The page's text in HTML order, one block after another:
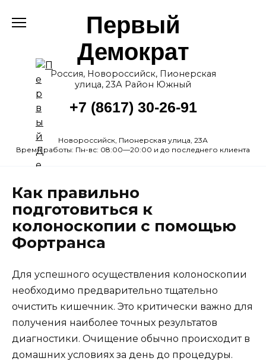
Первый
Демократ
Россия, Новороссийск, Пионерская
улица, 23А Район Южный
+7 (8617) 30-26-91
Новороссийск, Пионерская улица, 23А
Время работы: Пн-вс: 08:00—20:00 и до последнего клиента
Как правильно
подготовиться к
колоноскопии с помощью
Фортранса
Для успешного осуществления колоноскопии
необходимо предварительно тщательно
очистить кишечник. Это критически важно для
получения наиболее точных результатов
диагностики. Очищение обычно происходит в
домашних условиях за день до процедуры.